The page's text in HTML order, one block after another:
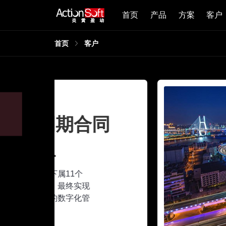
首页 产品 方案 客户
首页 客户